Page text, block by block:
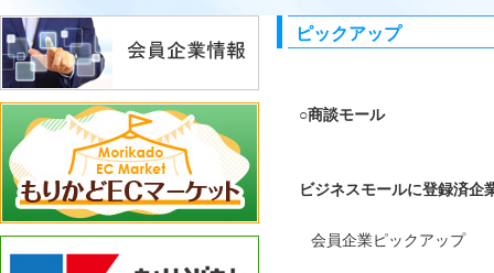
ピックアップ
○商談モール
ビジネスモールに登録済企
会員企業ピックアップ